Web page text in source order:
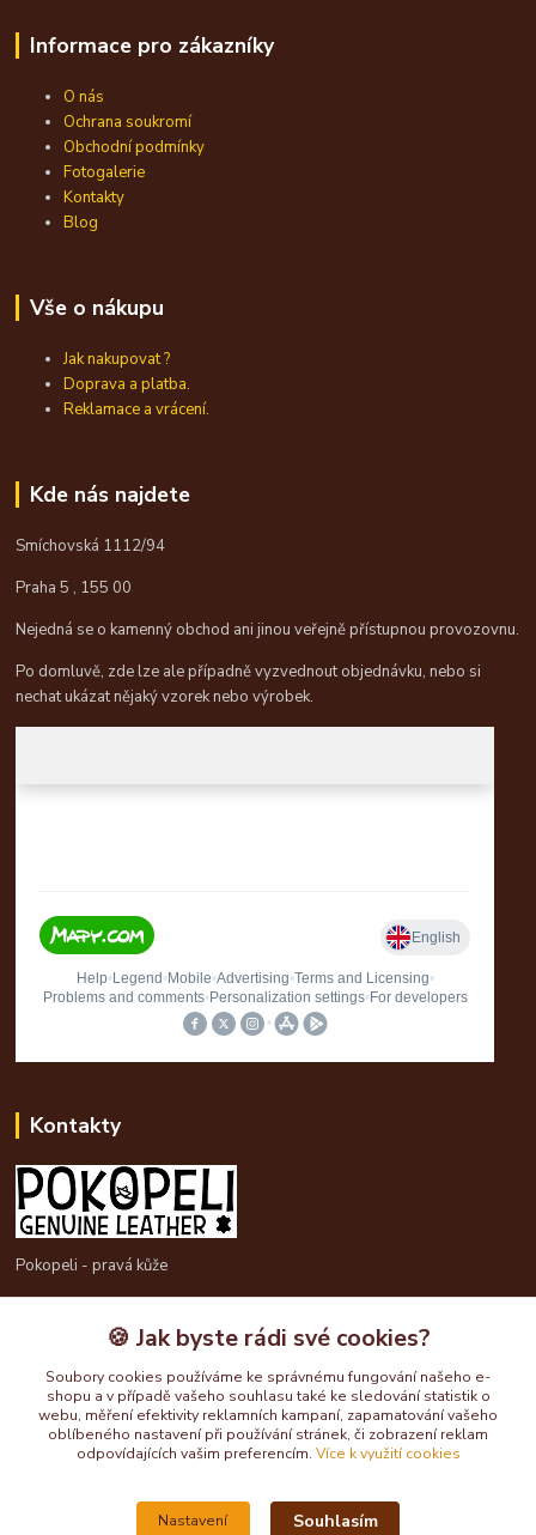
Informace pro zákazníky
O nás
Ochrana soukromí
Obchodní podmínky
Fotogalerie
Kontakty
Blog
Vše o nákupu
Jak nakupovat ?
Doprava a platba.
Reklamace a vrácení.
Kde nás najdete
Smíchovská 1112/94
Praha 5 , 155 00
Nejedná se o kamenný obchod ani jinou veřejně přístupnou provozovnu.
Po domluvě, zde lze ale případně vyzvednout objednávku, nebo si
nechat ukázat nějaký vzorek nebo výrobek.
Kontakty
Pokopeli - pravá kůže
725613211
pokopeli@centrum.cz
🍪 Jak byste rádi své cookies?
Soubory cookies používáme ke správnému fungování našeho e-
shopu a v případě vašeho souhlasu také ke sledování statistik o
webu, měření efektivity reklamních kampaní, zapamatování vašeho
oblíbeného nastavení při používání stránek, či zobrazení reklam
odpovídajících vašim preferencím. Více k využití cookies
Nastavení Souhlasím